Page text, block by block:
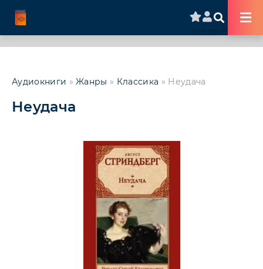
Аудиокниги »Жанры » Классика » Неудача
Неудача